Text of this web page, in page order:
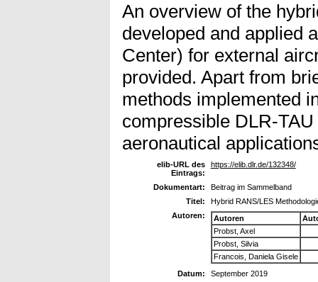
An overview of the
developed and applied
Center) for external
provided. Apart from
methods implemented
compressible DLR-
aeronautical
elib-URL des
Eintrags:
https://elib.dlr.de/132348/
Dokumentart:
Beitrag im Sammelband
Titel:
Hybrid RANS/LES
Autoren:
Autoren
Probst, Axel
Probst, Silvia
Francois, Daniela Gisele
Datum:
September 2019